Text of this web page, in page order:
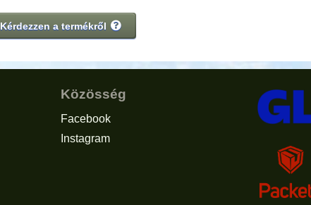
Kérdezzen a termékről
Közösség
Facebook
Instagram